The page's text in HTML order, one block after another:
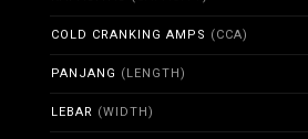
COLD CRANKING AMPS (CCA)
PANJANG (LENGTH)
LEBAR (WIDTH)